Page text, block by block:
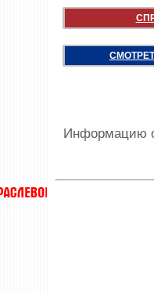
Информацию